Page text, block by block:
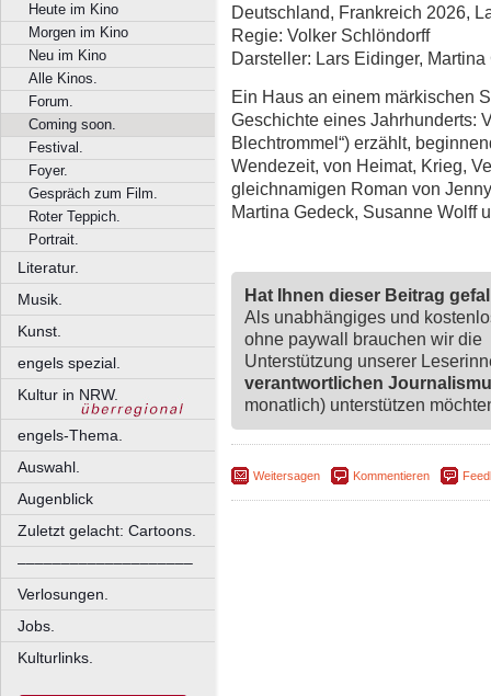
Heute im Kino
Morgen im Kino
Neu im Kino
Alle Kinos.
Forum.
Coming soon.
Festival.
Foyer.
Gespräch zum Film.
Roter Teppich.
Portrait.
Literatur.
Musik.
Kunst.
engels spezial.
Kultur in NRW.
engels-Thema.
Auswahl.
Augenblick
Zuletzt gelacht: Cartoons.
––––––––––––––––––––
Verlosungen.
Jobs.
Kulturlinks.
Deutschland, Frankreich 2026,
Regie: Volker Schlöndorff
Darsteller: Lars Eidinger,
Ein Haus an einem märkischen
Geschichte eines Jahrhunderts:
Blechtrommel“) erzählt,
Wendezeit, von Heimat, Krieg,
gleichnamigen Roman von
Martina Gedeck, Susanne Wolff
Hat Ihnen dieser Beitrag
Als unabhängiges und
ohne paywall brauchen wir die
Unterstützung unserer
verantwortlichen
monatlich) unterstützen
Weitersagen Kommentieren